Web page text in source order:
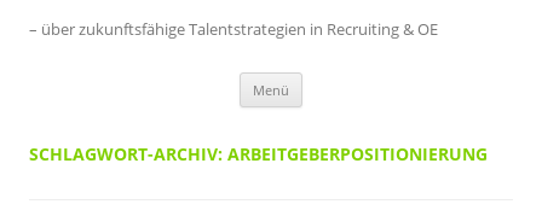
– über zukunftsfähige Talentstrategien in Recruiting & OE
Menü
SCHLAGWORT-ARCHIV: ARBEITGEBERPOSITIONIERUNG